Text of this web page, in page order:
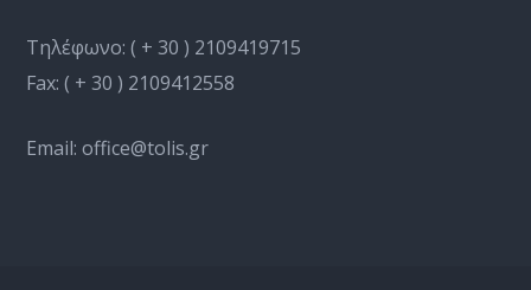
Τηλέφωνο:( + 30 ) 2109419715
Fax:( + 30 ) 2109412558
Email:office@tolis.gr